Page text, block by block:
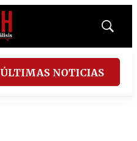
Mostrar
ÚLTIMAS NOTICIAS